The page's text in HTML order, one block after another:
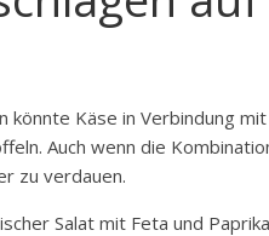
Käse in Verbindung
Auch wenn die
zu verdauen.
Salat mit Feta und